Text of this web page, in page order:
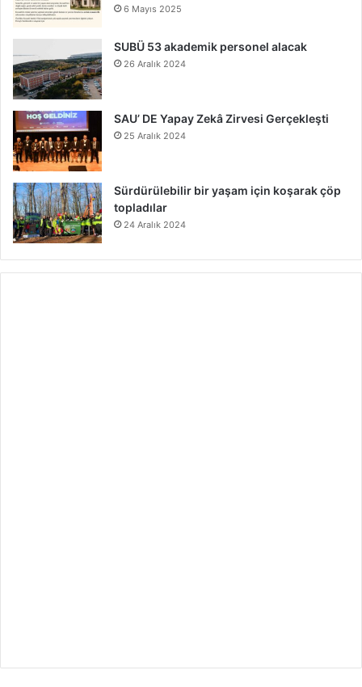
6 Mayıs 2025
SUBÜ 53 akademik personel alacak
26 Aralık 2024
SAU’ DE Yapay Zekâ Zirvesi Gerçekleşti
25 Aralık 2024
Sürdürülebilir bir yaşam için koşarak çöp
topladılar
24 Aralık 2024